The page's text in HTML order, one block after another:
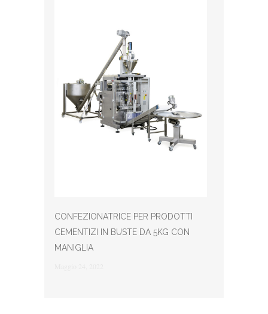
CONFEZIONATRICE PER PRODOTTI
CEMENTIZI IN BUSTE DA 5KG CON
MANIGLIA